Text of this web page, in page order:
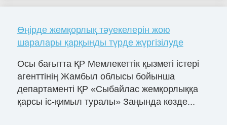
Өңірде жемқорлық тәуекелерін жою
шаралары қарқынды түрде жүргізілуде
Осы бағытта ҚР Мемлекеттік қызметі істері
агенттінің Жамбыл облысы бойынша
департаменті ҚР «Сыбайлас жемқорлыққа
қарсы іс-қимыл туралы» Заңында көзде...